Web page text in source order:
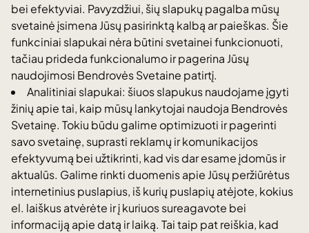
bei efektyviai. Pavyzdžiui, šių slapukų pagalba mūsų
svetainė įsimena Jūsų pasirinktą kalbą ar paieškas. Šie
funkciniai slapukai nėra būtini svetainei funkcionuoti,
tačiau prideda funkcionalumo ir pagerina Jūsų
naudojimosi Bendrovės Svetaine patirtį.
Analitiniai slapukai: šiuos slapukus naudojame įgyti
žinių apie tai, kaip mūsų lankytojai naudoja Bendrovės
Svetainę. Tokiu būdu galime optimizuoti ir pagerinti
savo svetainę, suprasti reklamų ir komunikacijos
efektyvumą bei užtikrinti, kad vis dar esame įdomūs ir
aktualūs. Galime rinkti duomenis apie Jūsų peržiūrėtus
internetinius puslapius, iš kurių puslapių atėjote, kokius
el. laiškus atvėrėte ir į kuriuos sureagavote bei
informaciją apie datą ir laiką. Tai taip pat reiškia, kad